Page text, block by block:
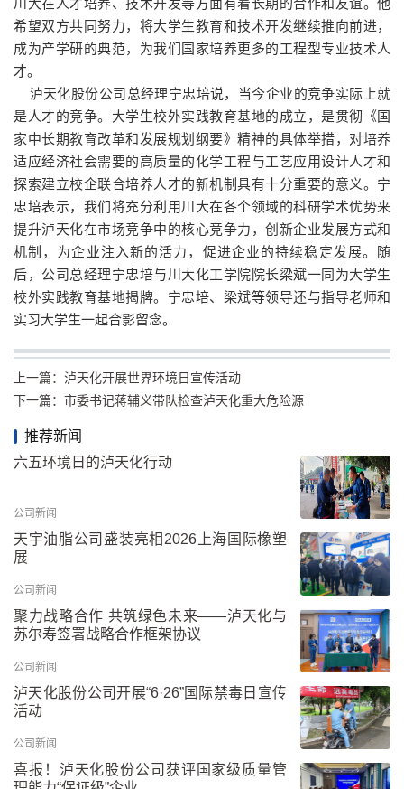
川大在人才培养、技术开发等方面有着长期的合作和友谊。他
希望双方共同努力，将大学生教育和技术开发继续推向前进，
成为产学研的典范，为我们国家培养更多的工程型专业技术人
才。
泸天化股份公司总经理宁忠培说，当今企业的竞争实际上就
是人才的竞争。大学生校外实践教育基地的成立，是贯彻《国
家中长期教育改革和发展规划纲要》精神的具体举措，对培养
适应经济社会需要的高质量的化学工程与工艺应用设计人才和
探索建立校企联合培养人才的新机制具有十分重要的意义。宁
忠培表示，我们将充分利用川大在各个领域的科研学术优势来
提升泸天化在市场竞争中的核心竞争力，创新企业发展方式和
机制，为企业注入新的活力，促进企业的持续稳定发展。随
后，公司总经理宁忠培与川大化工学院院长梁斌一同为大学生
校外实践教育基地揭牌。宁忠培、梁斌等领导还与指导老师和
实习大学生一起合影留念。
上一篇： 泸天化开展世界环境日宣传活动
下一篇： 市委书记蒋辅义带队检查泸天化重大危险源
推荐新闻
六五环境日的泸天化行动
公司新闻
天宇油脂公司盛装亮相2026上海国际橡塑
展
公司新闻
聚力战略合作 共筑绿色未来——泸天化与
苏尔寿签署战略合作框架协议
公司新闻
泸天化股份公司开展“6·26”国际禁毒日宣传
活动
公司新闻
喜报！泸天化股份公司获评国家级质量管